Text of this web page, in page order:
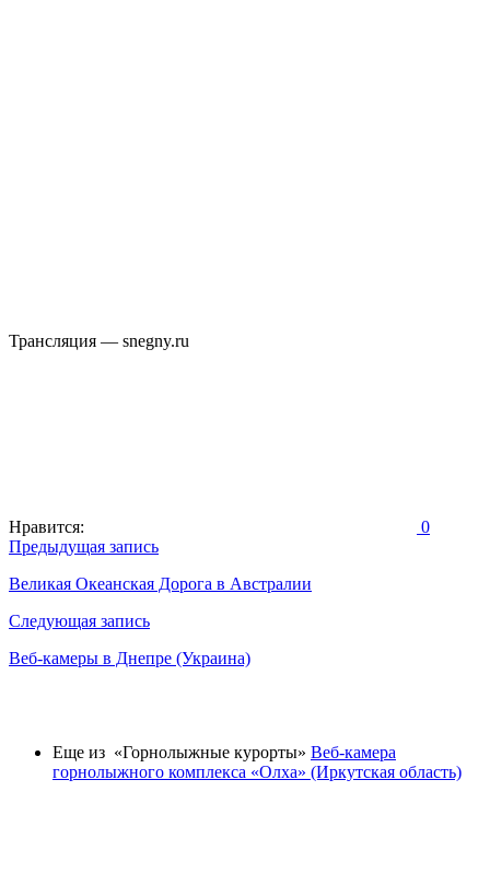
Трансляция — snegny.ru
Нравится: 0
Навигация
по
записям
Предыдущая запись
Великая Океанская Дорога в Австралии
Следующая запись
Веб-камеры в Днепре (Украина)
Еще из «Горнолыжные курорты» Веб-камера
горнолыжного комплекса «Олха» (Иркутская область)